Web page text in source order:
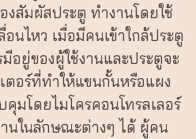
งสัมผัสประตู ทำงานโดยใช้
อนไหว เมื่อมีคนเข้าใกล้ประตู
มีอยู่ของผู้ใช้งานและประตูจะ
ตอร์ที่ทำให้แขนกั้นหรือแผง
มโดยไมโครคอนโทรลเลอร์
นในลักษณะต่างๆ ได้ ผู้คน